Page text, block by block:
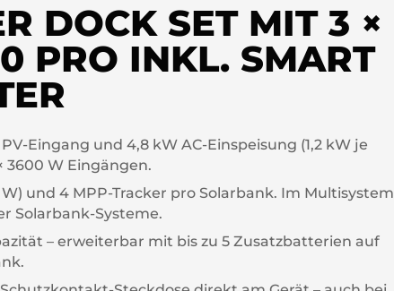
DOCK SET MIT 3 ×
PRO INKL. SMART
Eingang und 4,8 kW AC-Einspeisung (1,2 kW je
3600 W Eingängen.
und 4 MPP-Tracker pro Solarbank. Im Multisystem
Solarbank-Systeme.
– erweiterbar mit bis zu 5 Zusatzbatterien auf